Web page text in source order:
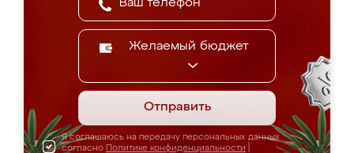
Желаемый бюджет
Отправить
Я соглашаюсь на передачу персональных данных
согласно Политике конфиденциальности